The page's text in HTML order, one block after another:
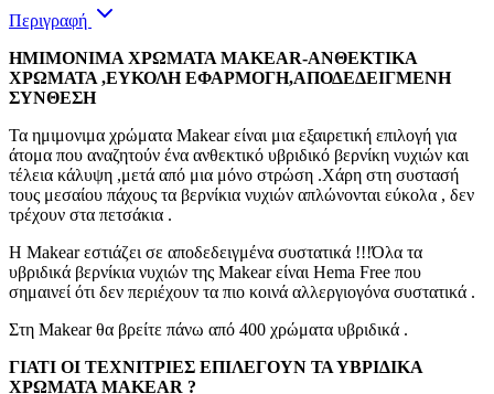
Περιγραφή
ΗΜΙΜΟΝΙΜΑ ΧΡΩΜΑΤΑ MAKEAR-ΑΝΘΕΚΤΙΚΑ
ΧΡΩΜΑΤΑ ,ΕΥΚΟΛΗ ΕΦΑΡΜΟΓΗ,ΑΠΟΔΕΔΕΙΓΜΕΝΗ
ΣΥΝΘΕΣΗ
Τα ημιμονιμα χρώματα Makear είναι μια εξαιρετική επιλογή για
άτομα που αναζητούν ένα ανθεκτικό υβριδικό βερνίκη νυχιών και
τέλεια κάλυψη ,μετά από μια μόνο στρώση .Χάρη στη συστασή
τους μεσαίου πάχους τα βερνίκια νυχιών απλώνονται εύκολα , δεν
τρέχουν στα πετσάκια .
Η Makear εστιάζει σε αποδεδειγμένα συστατικά !!!Όλα τα
υβριδικά βερνίκια νυχιών της Makear είναι Hema Free που
σημαινεί ότι δεν περιέχουν τα πιο κοινά αλλεργιογόνα συστατικά .
Στη Makear θα βρείτε πάνω από 400 χρώματα υβριδικά .
ΓΙΑΤΙ ΟΙ ΤΕΧΝΙΤΡΙΕΣ ΕΠΙΛΕΓΟΥΝ ΤΑ ΥΒΡΙΔΙΚΑ
ΧΡΩΜΑΤΑ MAKEAR ?